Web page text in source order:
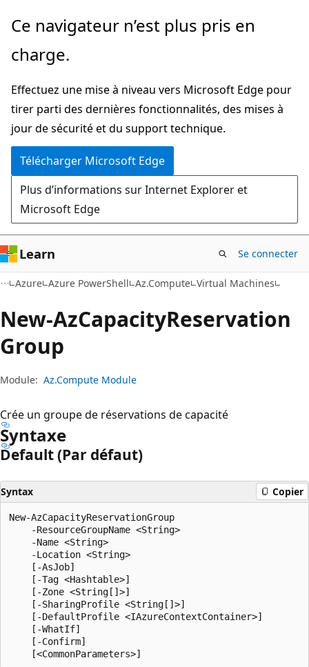
Passer
directement
au
principal
Passer
la
dans
la
page
Ce navigateur n’est plus pris en
charge.
Effectuez une mise à niveau vers Microsoft Edge pour
tirer parti des dernières fonctionnalités, des mises à
jour de sécurité et du support technique.
Télécharger Microsoft Edge
Plus d’informations sur Internet Explorer et
Microsoft Edge
Learn Se connecter
Azure Azure PowerShell Az.Compute Virtual Machines
New-AzCapacityReservation
Group
Module: Az.Compute Module
Crée un groupe de réservations de capacité
Syntaxe
Default (Par défaut)
Syntax Copier
New-AzCapacityReservationGroup
    -ResourceGroupName <String>
    -Name <String>
    -Location <String>
    [-AsJob]
    [-Tag <Hashtable>]
    [-Zone <String[]>]
    [-SharingProfile <String[]>]
    [-DefaultProfile <IAzureContextContainer>]
    [-WhatIf]
    [-Confirm]